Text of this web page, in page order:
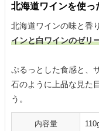
北海道ワインを使っ
北海道ワインの味と香
インと白ワインのゼリ
ぷるっとした食感と、
石のように上品な見た
う。
内容量